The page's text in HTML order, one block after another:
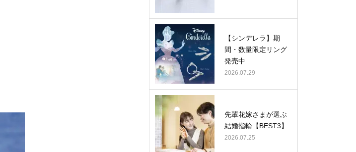
【シンデレラ】期
間・数量限定リング
発売中
2026.07.29
先輩花嫁さまが選ぶ
結婚指輪【BEST3】
2026.07.25